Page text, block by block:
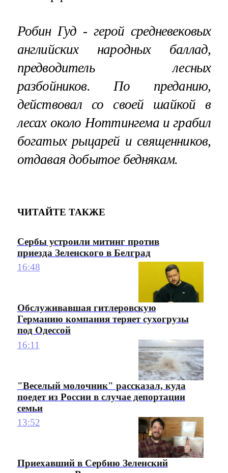
Робин Гуд - герой средневековых
английских народных баллад,
предводитель лесных
разбойников. По преданию,
действовал со своей шайкой в
лесах около Ноттингема и грабил
богатых рыцарей и священников,
отдавая добытое беднякам.
ЧИТАЙТЕ ТАКЖЕ
Сербы устроили митинг против
приезда Зеленского в Белград
16:48
Обслуживавшая гитлеровскую
Германию компания теряет сухогрузы
под Одессой
16:11
"Веселый молочник" рассказал, куда
поедет из России в случае депортации
семьи
13:52
Приехавший в Сербию Зеленский